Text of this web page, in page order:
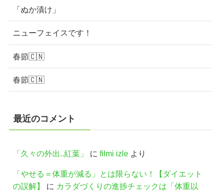
「ぬか漬け」
ニューフェイスです！
春節🇨🇳
春節🇨🇳
最近のコメント
「久々の外出..紅葉」 に filmi izleより
「やせる＝体重が減る」とは限らない！【ダイエット
の誤解】
に カラダづくりの進捗チェックは「体重以